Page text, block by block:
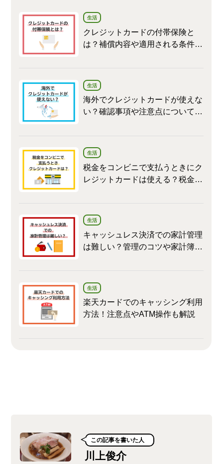
生活
クレジットカードの付帯保険と
は？補償内容や適用される条件な
生活
海外でクレジットカードが使えな
い？確認事項や注意点について解
生活
税金をコンビニで支払うときにク
レジットカードは使える？税金の
生活
キャッシュレス決済での家計管理
は難しい？管理のコツや家計簿の
生活
楽天カードでのキャッシング利用
方法！注意点やATM操作も解説
この記事を書いた人
川上俊介